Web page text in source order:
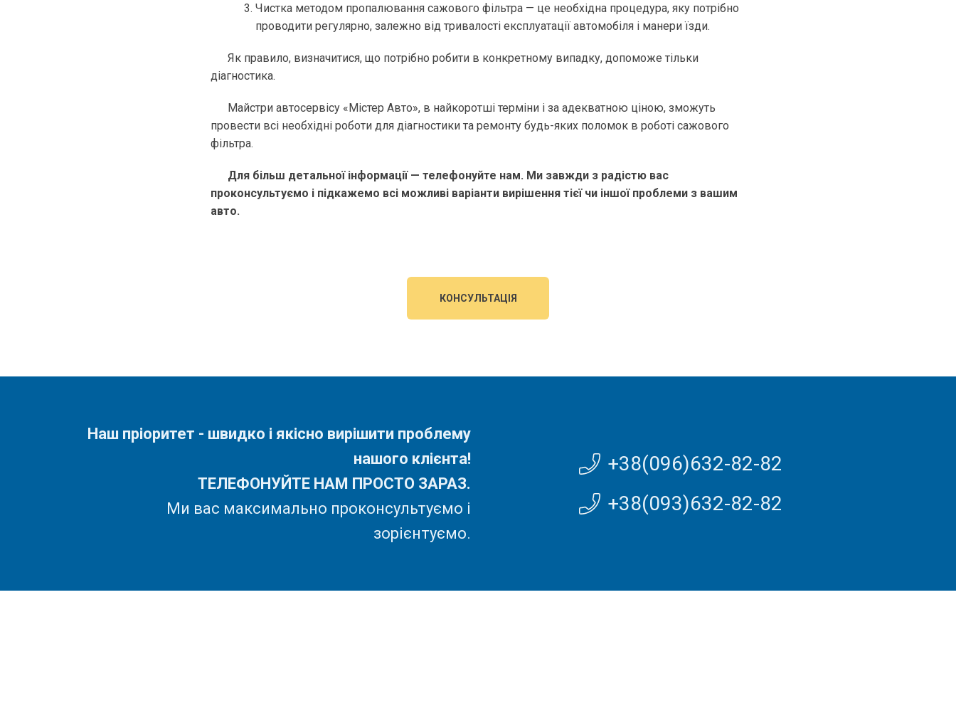
Чистка методом пропалювання сажового фільтра — це необхідна процедура, яку потрібно
проводити регулярно, залежно від тривалості експлуатації автомобіля і манери їзди.
Як правило, визначитися, що потрібно робити в конкретному випадку, допоможе тільки
діагностика.
Майстри автосервісу «Містер Авто», в найкоротші терміни і за адекватною ціною, зможуть
провести всі необхідні роботи для діагностики та ремонту будь-яких поломок в роботі сажового
фільтра.
Для більш детальної інформації — телефонуйте нам. Ми завжди з радістю вас
проконсультуємо і підкажемо всі можливі варіанти вирішення тієї чи іншої проблеми з вашим
авто.
КОНСУЛЬТАЦІЯ
Наш пріоритет - швидко і якісно вирішити проблему
нашого клієнта!
ТЕЛЕФОНУЙТЕ НАМ ПРОСТО ЗАРАЗ.
Ми вас максимально проконсультуємо і
зорієнтуємо.
+38(096)632-82-82
+38(093)632-82-82